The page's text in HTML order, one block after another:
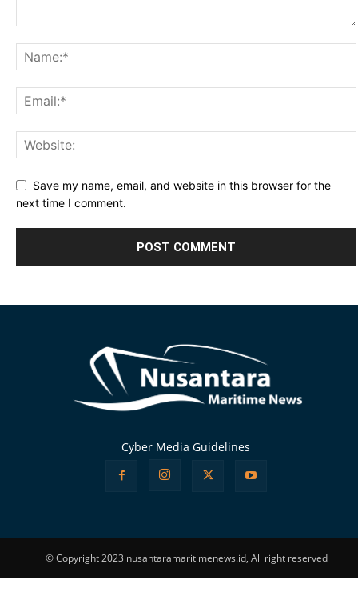
Save my name, email, and website in this browser for the
next time I comment.
Cyber Media Guidelines
© Copyright 2023 nusantaramaritimenews.id, All right reserved